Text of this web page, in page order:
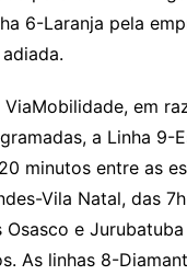
6-Laranja pela
em
a Linha 9-
minutos entre as
Vila Natal, das
Osasco e
As linhas 8-